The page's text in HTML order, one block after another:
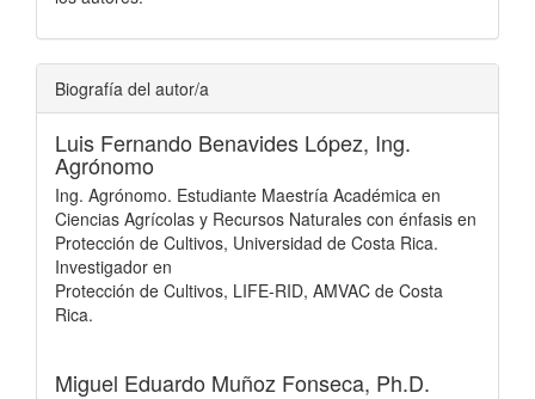
Biografía del autor/a
Luis Fernando Benavides López, Ing.
Agrónomo
Ing. Agrónomo. Estudiante Maestría Académica en
Ciencias Agrícolas y Recursos Naturales con énfasis en
Protección de Cultivos, Universidad de Costa Rica.
Investigador en
Protección de Cultivos, LIFE-RID, AMVAC de Costa
Rica.
Miguel Eduardo Muñoz Fonseca, Ph.D.